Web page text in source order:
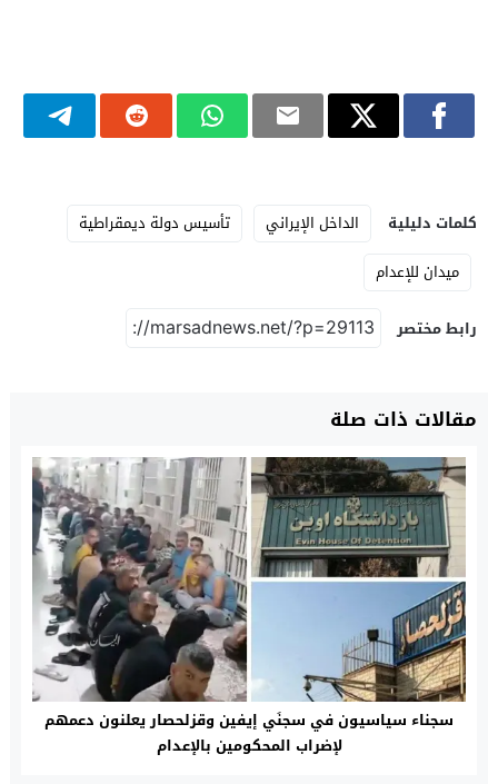
كلمات دليلية الداخل الإيراني
تأسيس دولة ديمقراطية
ميدان للإعدام
رابط مختصر
مقالات ذات صلة
سجناء سياسيون في سجنَي إيفين وقزلحصار يعلنون دعمهم
لإضراب المحكومين بالإعدام